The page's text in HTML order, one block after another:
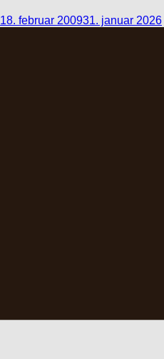
18. februar 200931. januar 2026